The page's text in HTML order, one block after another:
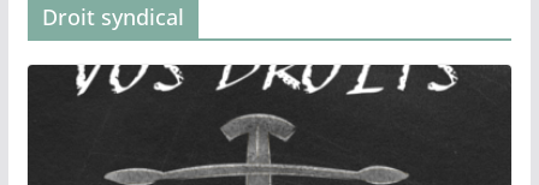
Droit syndical